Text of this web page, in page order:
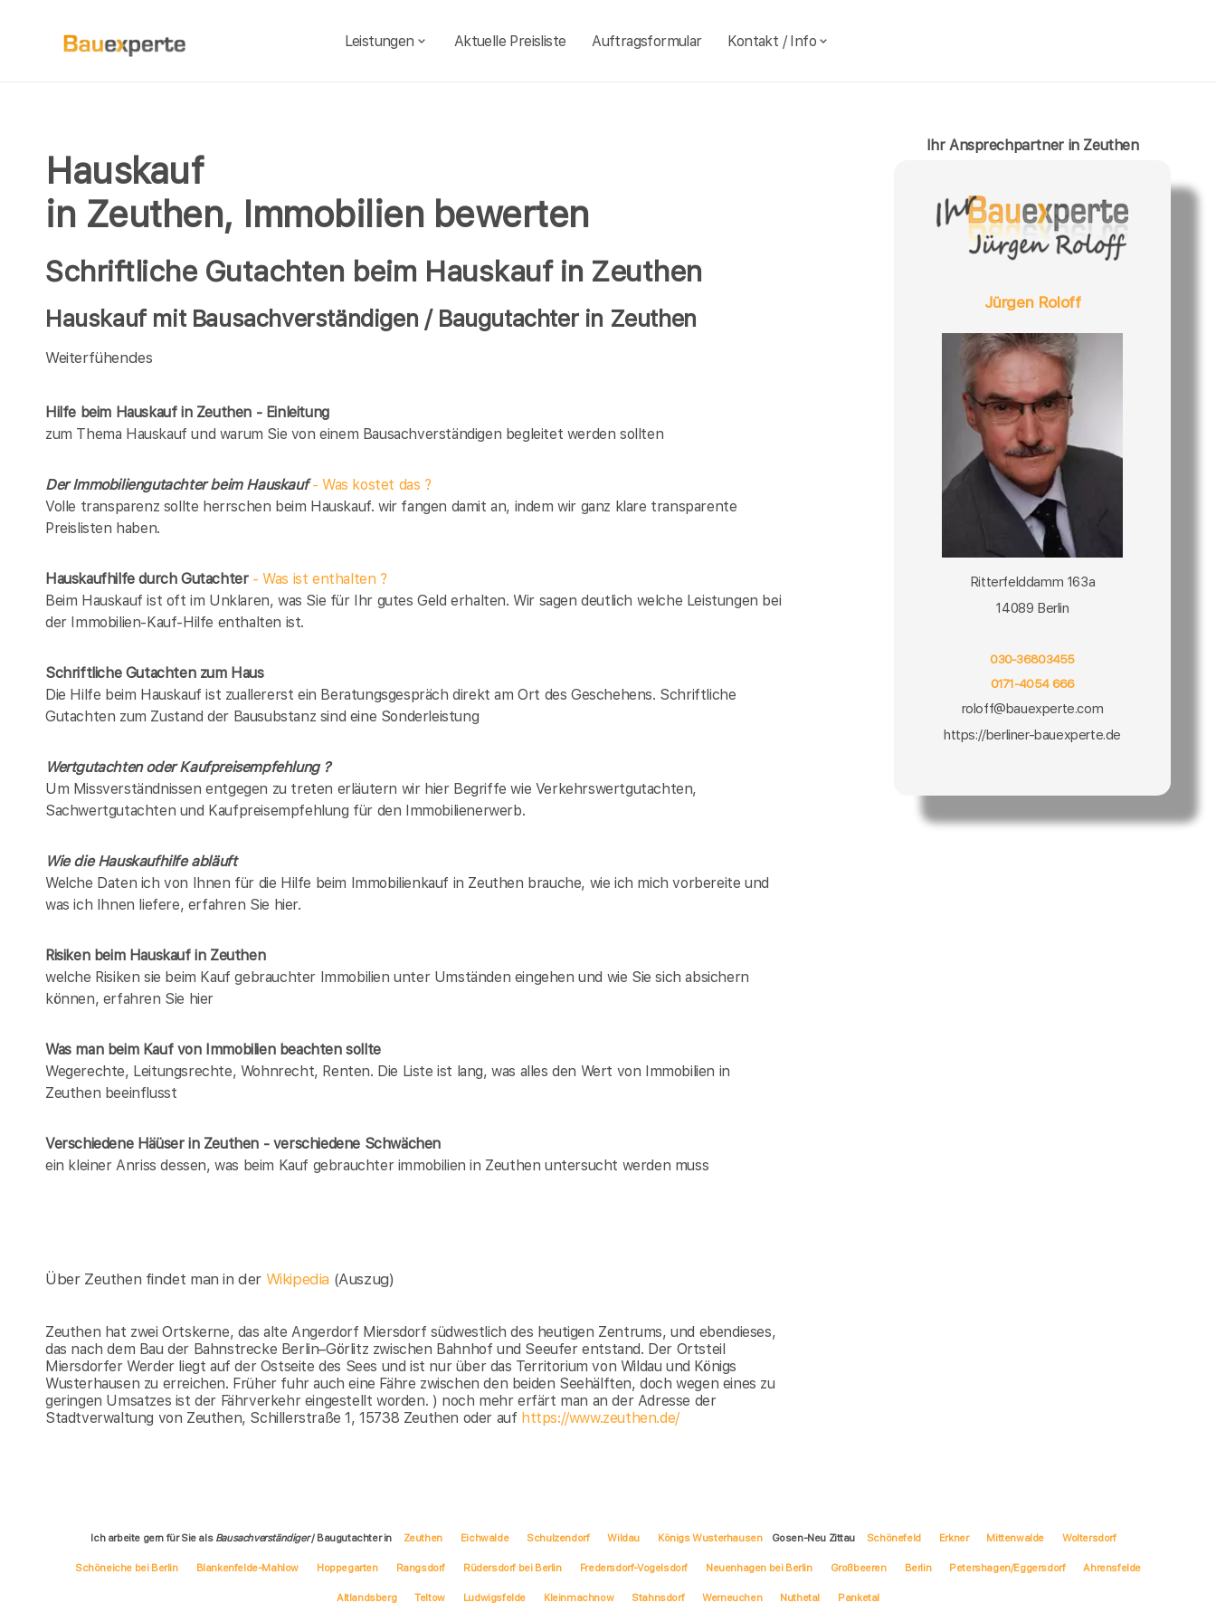
Leistungen Aktuelle Preisliste Auftragsformular Kontakt / Info
Hauskauf
in Zeuthen, Immobilien bewerten
Schriftliche Gutachten beim Hauskauf in Zeuthen
Hauskauf mit Bausachverständigen / Baugutachter in Zeuthen
Weiterfühendes
Hilfe beim Hauskauf in Zeuthen - Einleitung
zum Thema Hauskauf und warum Sie von einem Bausachverständigen begleitet werden sollten
Der Immobiliengutachter beim Hauskauf- Was kostet das ?
Volle transparenz sollte herrschen beim Hauskauf. wir fangen damit an, indem wir ganz klare transparente
Preislisten haben.
Hauskaufhilfe durch Gutachter- Was ist enthalten ?
Beim Hauskauf ist oft im Unklaren, was Sie für Ihr gutes Geld erhalten. Wir sagen deutlich welche Leistungen bei
der Immobilien-Kauf-Hilfe enthalten ist.
Schriftliche Gutachten zum Haus
Die Hilfe beim Hauskauf ist zuallererst ein Beratungsgespräch direkt am Ort des Geschehens. Schriftliche
Gutachten zum Zustand der Bausubstanz sind eine Sonderleistung
Wertgutachten oder Kaufpreisempfehlung ?
Um Missverständnissen entgegen zu treten erläutern wir hier Begriffe wie Verkehrswertgutachten,
Sachwertgutachten und Kaufpreisempfehlung für den Immobilienerwerb.
Wie die Hauskaufhilfe abläuft
Welche Daten ich von Ihnen für die Hilfe beim Immobilienkauf in Zeuthen brauche, wie ich mich vorbereite und
was ich Ihnen liefere, erfahren Sie hier.
Risiken beim Hauskaufin Zeuthen
welche Risiken sie beim Kauf gebrauchter Immobilien unter Umständen eingehen und wie Sie sich absichern
können, erfahren Sie hier
Was man beim Kauf von Immobilien beachten sollte
Wegerechte, Leitungsrechte, Wohnrecht, Renten. Die Liste ist lang, was alles den Wert von Immobilien in
Zeuthen beeinflusst
Verschiedene Häüser in Zeuthen - verschiedene Schwächen
ein kleiner Anriss dessen, was beim Kauf gebrauchter immobilien in Zeuthen untersucht werden muss
Über Zeuthen findet man in der Wikipedia (Auszug)
Zeuthen hat zwei Ortskerne, das alte Angerdorf Miersdorf südwestlich des heutigen Zentrums, und ebendieses,
das nach dem Bau der Bahnstrecke Berlin–Görlitz zwischen Bahnhof und Seeufer entstand. Der Ortsteil
Miersdorfer Werder liegt auf der Ostseite des Sees und ist nur über das Territorium von Wildau und Königs
Wusterhausen zu erreichen. Früher fuhr auch eine Fähre zwischen den beiden Seehälften, doch wegen eines zu
geringen Umsatzes ist der Fährverkehr eingestellt worden. ) noch mehr erfärt man an der Adresse der
Stadtverwaltung von Zeuthen, Schillerstraße 1, 15738 Zeuthen oder auf https://www.zeuthen.de/
Ihr Ansprechpartner in Zeuthen
Jürgen Roloff
Ritterfelddamm 163a
14089 Berlin
030-36803455
0171-4054 666
roloff@bauexperte.com
https://berliner-bauexperte.de
Ich arbeite gern für Sie als Bausachverständiger/ Baugutachter in Zeuthen Eichwalde Schulzendorf Wildau Königs Wusterhausen Gosen-Neu Zittau Schönefeld Erkner Mittenwalde Woltersdorf
Schöneiche bei Berlin Blankenfelde-Mahlow Hoppegarten Rangsdorf Rüdersdorf bei Berlin Fredersdorf-Vogelsdorf Neuenhagen bei Berlin Großbeeren Berlin Petershagen/Eggersdorf Ahrensfelde
Altlandsberg Teltow Ludwigsfelde Kleinmachnow Stahnsdorf Werneuchen Nuthetal Panketal